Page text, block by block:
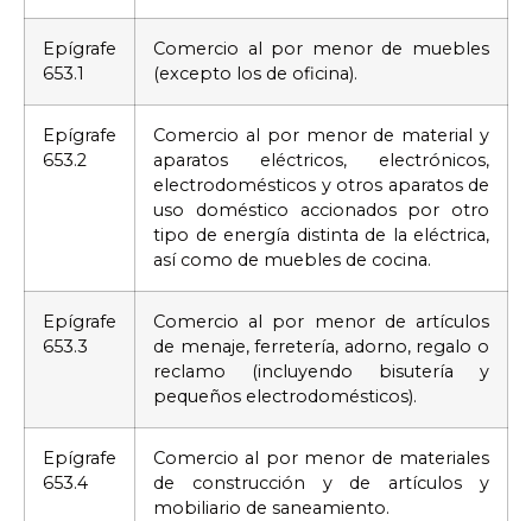
Epígrafe
653.1
Comercio al por menor de muebles
(excepto los de oficina).
Epígrafe
653.2
Comercio al por menor de material y
aparatos eléctricos, electrónicos,
electrodomésticos y otros aparatos de
uso doméstico accionados por otro
tipo de energía distinta de la eléctrica,
así como de muebles de cocina.
Epígrafe
653.3
Comercio al por menor de artículos
de menaje, ferretería, adorno, regalo o
reclamo (incluyendo bisutería y
pequeños electrodomésticos).
Epígrafe
653.4
Comercio al por menor de materiales
de construcción y de artículos y
mobiliario de saneamiento.